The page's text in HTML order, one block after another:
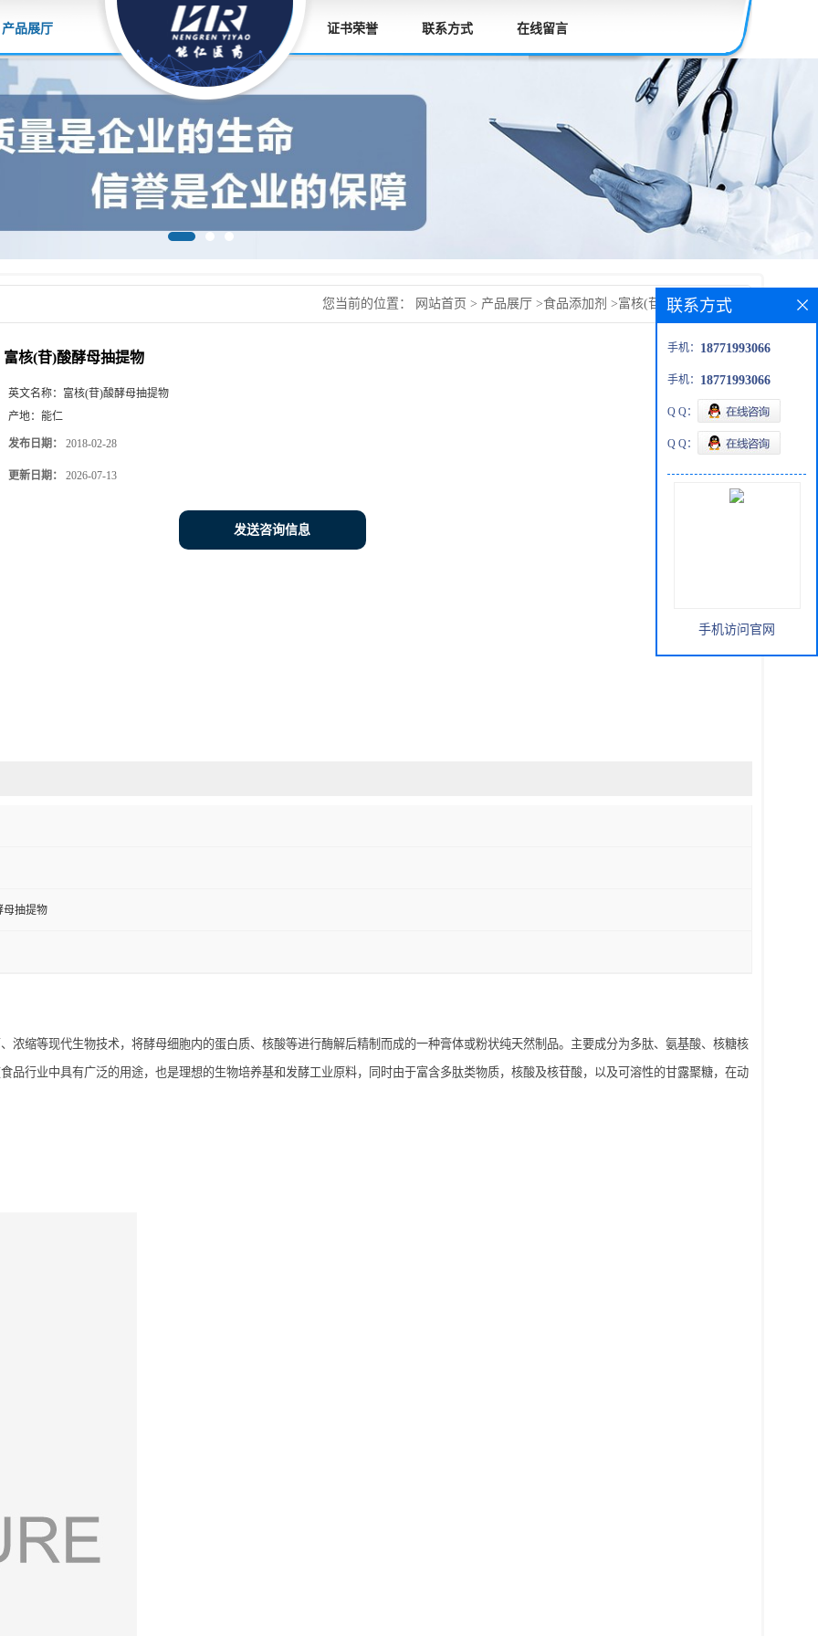
产品展厅 证书荣誉 联系方式 在线留言
您当前的位置： 网站首页 > 产品展厅 >食品添加剂 >富核(苷)酸酵母抽提物
富核(苷)酸酵母抽提物
英文名称： 富核(苷)酸酵母抽提物
产地： 能仁
发布日期： 2018-02-28
更新日期： 2026-07-13
发送咨询信息
母抽提物
浓缩等现代生物技术，将酵母细胞内的蛋白质、核酸等进行酶解后精制而成的一种膏体或粉状纯天然制品。主要成分为多肽、氨基酸、核糖核
品行业中具有广泛的用途，也是理想的生物培养基和发酵工业原料，同时由于富含多肽类物质，核酸及核苷酸，以及可溶性的甘露聚糖，在动
联系方式
手机： 18771993066
手机： 18771993066
Q Q：
Q Q：
手机访问官网